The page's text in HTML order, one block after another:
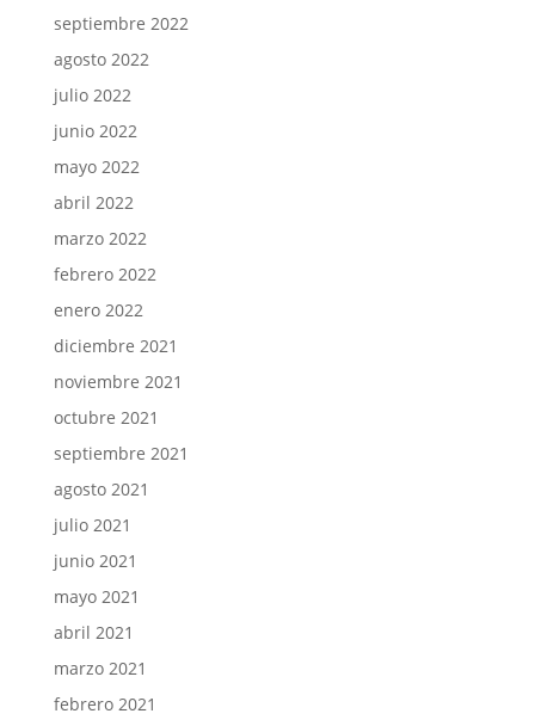
septiembre 2022
agosto 2022
julio 2022
junio 2022
mayo 2022
abril 2022
marzo 2022
febrero 2022
enero 2022
diciembre 2021
noviembre 2021
octubre 2021
septiembre 2021
agosto 2021
julio 2021
junio 2021
mayo 2021
abril 2021
marzo 2021
febrero 2021